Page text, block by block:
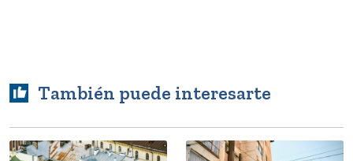
También puede interesarte